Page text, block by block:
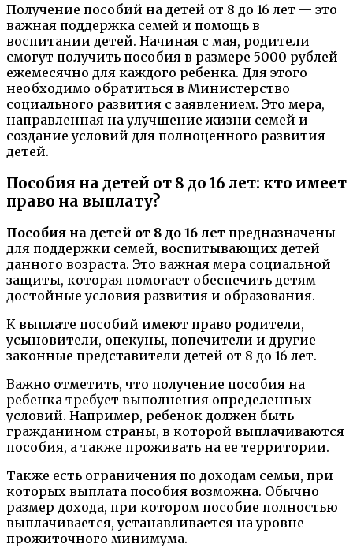
Получение пособий на детей от 8 до 16 лет — это
важная поддержка семей и помощь в
воспитании детей. Начиная с мая, родители
смогут получить пособия в размере 5000 рублей
ежемесячно для каждого ребенка. Для этого
необходимо обратиться в Министерство
социального развития с заявлением. Это мера,
направленная на улучшение жизни семей и
создание условий для полноценного развития
детей.
Пособия на детей от 8 до 16 лет: кто имеет
право на выплату?
Пособия на детей от 8 до 16 лет предназначены
для поддержки семей, воспитывающих детей
данного возраста. Это важная мера социальной
защиты, которая помогает обеспечить детям
достойные условия развития и образования.
К выплате пособий имеют право родители,
усыновители, опекуны, попечители и другие
законные представители детей от 8 до 16 лет.
Важно отметить, что получение пособия на
ребенка требует выполнения определенных
условий. Например, ребенок должен быть
гражданином страны, в которой выплачиваются
пособия, а также проживать на ее территории.
Также есть ограничения по доходам семьи, при
которых выплата пособия возможна. Обычно
размер дохода, при котором пособие полностью
выплачивается, устанавливается на уровне
прожиточного минимума.